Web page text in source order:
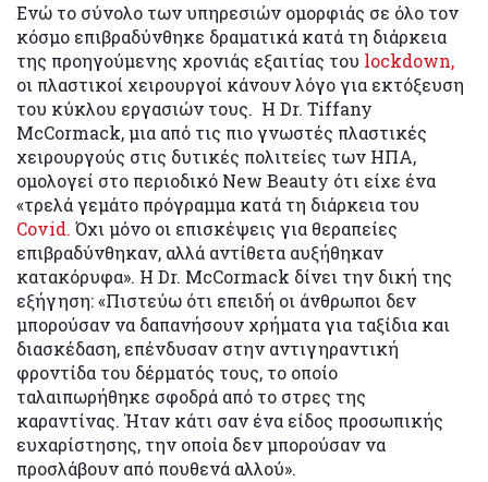
Ενώ το σύνολο των υπηρεσιών ομορφιάς σε όλο τον
κόσμο επιβραδύνθηκε δραματικά κατά τη διάρκεια
της προηγούμενης χρονιάς εξαιτίας του lockdown,
οι πλαστικοί χειρουργοί κάνουν λόγο για εκτόξευση
του κύκλου εργασιών τους. Η Dr. Tiffany
McCormack, μια από τις πιο γνωστές πλαστικές
χειρουργούς στις δυτικές πολιτείες των ΗΠΑ,
ομολογεί στο περιοδικό New Beauty ότι είχε ένα
«τρελά γεμάτο πρόγραμμα κατά τη διάρκεια του
Covid. Όχι μόνο οι επισκέψεις για θεραπείες
επιβραδύνθηκαν, αλλά αντίθετα αυξήθηκαν
κατακόρυφα». Η Dr. McCormack δίνει την δική της
εξήγηση: «Πιστεύω ότι επειδή οι άνθρωποι δεν
μπορούσαν να δαπανήσουν χρήματα για ταξίδια και
διασκέδαση, επένδυσαν στην αντιγηραντική
φροντίδα του δέρματός τους, το οποίο
ταλαιπωρήθηκε σφοδρά από το στρες της
καραντίνας. Ήταν κάτι σαν ένα είδος προσωπικής
ευχαρίστησης, την οποία δεν μπορούσαν να
προσλάβουν από πουθενά αλλού».